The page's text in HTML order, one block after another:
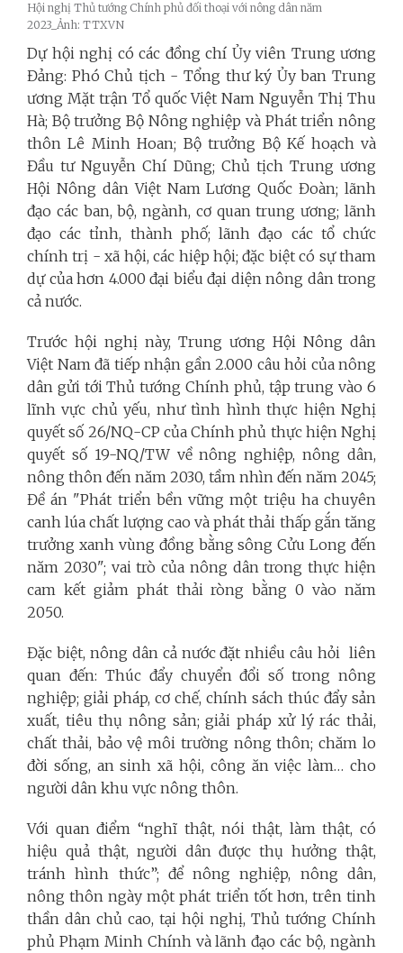
Hội nghị Thủ tướng Chính phủ đối thoại với nông dân năm
2023_Ảnh: TTXVN
Dự hội nghị có các đồng chí Ủy viên Trung ương
Đảng: Phó Chủ tịch - Tổng thư ký Ủy ban Trung
ương Mặt trận Tổ quốc Việt Nam Nguyễn Thị Thu
Hà; Bộ trưởng Bộ Nông nghiệp và Phát triển nông
thôn Lê Minh Hoan; Bộ trưởng Bộ Kế hoạch và
Đầu tư Nguyễn Chí Dũng; Chủ tịch Trung ương
Hội Nông dân Việt Nam Lương Quốc Đoàn; lãnh
đạo các ban, bộ, ngành, cơ quan trung ương; lãnh
đạo các tỉnh, thành phố; lãnh đạo các tổ chức
chính trị - xã hội, các hiệp hội; đặc biệt có sự tham
dự của hơn 4.000 đại biểu đại diện nông dân trong
cả nước.
Trước hội nghị này, Trung ương Hội Nông dân
Việt Nam đã tiếp nhận gần 2.000 câu hỏi của nông
dân gửi tới Thủ tướng Chính phủ, tập trung vào 6
lĩnh vực chủ yếu, như tình hình thực hiện Nghị
quyết số 26/NQ-CP của Chính phủ thực hiện Nghị
quyết số 19-NQ/TW về nông nghiệp, nông dân,
nông thôn đến năm 2030, tầm nhìn đến năm 2045;
Đề án "Phát triển bền vững một triệu ha chuyên
canh lúa chất lượng cao và phát thải thấp gắn tăng
trưởng xanh vùng đồng bằng sông Cửu Long đến
năm 2030"; vai trò của nông dân trong thực hiện
cam kết giảm phát thải ròng bằng 0 vào năm
2050.
Đặc biệt, nông dân cả nước đặt nhiều câu hỏi liên
quan đến: Thúc đẩy chuyển đổi số trong nông
nghiệp; giải pháp, cơ chế, chính sách thúc đẩy sản
xuất, tiêu thụ nông sản; giải pháp xử lý rác thải,
chất thải, bảo vệ môi trường nông thôn; chăm lo
đời sống, an sinh xã hội, công ăn việc làm… cho
người dân khu vực nông thôn.
Với quan điểm “nghĩ thật, nói thật, làm thật, có
hiệu quả thật, người dân được thụ hưởng thật,
tránh hình thức”; để nông nghiệp, nông dân,
nông thôn ngày một phát triển tốt hơn, trên tinh
thần dân chủ cao, tại hội nghị, Thủ tướng Chính
phủ Phạm Minh Chính và lãnh đạo các bộ, ngành